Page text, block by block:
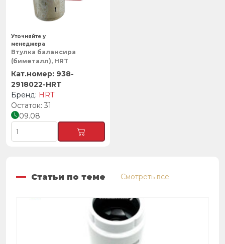
Втулка балансира
(биметалл), HRT
938-
2918022-HRT
HRT
31
09.08
Уточняйте у
менеджера
Статьи по теме Смотреть все